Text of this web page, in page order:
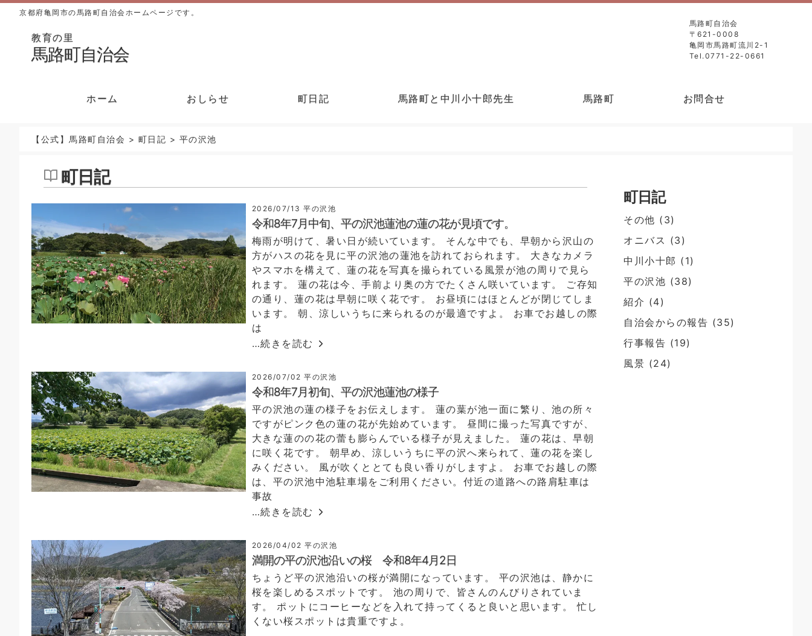
京都府亀岡市の馬路町自治会ホームページです。
馬路町自治会
〒621-0008
亀岡市馬路町流川2-1
Tel.0771-22-0661
教育の里
馬路町自治会
ホーム おしらせ 町日記 馬路町と中川小十郎先生 馬路町 お問合せ
【公式】馬路町自治会 > 町日記 > 平の沢池
町日記
2026/07/13 平の沢池
令和8年7月中旬、平の沢池蓮池の蓮の花が見頃です。
梅雨が明けて、暑い日が続いています。 そんな中でも、早朝から沢山の
方がハスの花を見に平の沢池の蓮池を訪れておられます。 大きなカメラ
やスマホを構えて、蓮の花を写真を撮られている風景が池の周りで見ら
れます。 蓮の花は今、手前より奥の方でたくさん咲いています。 ご存知
の通り、蓮の花は早朝に咲く花です。 お昼頃にはほとんどが閉じてしま
います。 朝、涼しいうちに来られるのが最適ですよ。 お車でお越しの際
は
…続きを読む
2026/07/02 平の沢池
令和8年7月初旬、平の沢池蓮池の様子
平の沢池の蓮の様子をお伝えします。 蓮の葉が池一面に繁り、池の所々
ですがピンク色の蓮の花が先始めています。 昼間に撮った写真ですが、
大きな蓮のの花の蕾も膨らんでいる様子が見えました。 蓮の花は、早朝
に咲く花です。 朝早め、涼しいうちに平の沢へ来られて、蓮の花を楽し
みください。 風が吹くととても良い香りがしますよ。 お車でお越しの際
は、平の沢池中池駐車場をご利用ください。付近の道路への路肩駐車は
事故
…続きを読む
2026/04/02 平の沢池
満開の平の沢池沿いの桜 令和8年4月2日
ちょうど平の沢池沿いの桜が満開になっています。 平の沢池は、静かに
桜を楽しめるスポットです。 池の周りで、皆さんのんびりされていま
す。 ポットにコーヒーなどを入れて持ってくると良いと思います。 忙し
くない桜スポットは貴重ですよ。
町日記
その他 (3)
オニバス (3)
中川小十郎 (1)
平の沢池 (38)
紹介 (4)
自治会からの報告 (35)
行事報告 (19)
風景 (24)